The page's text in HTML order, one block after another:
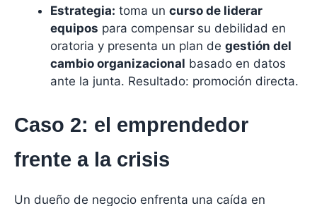
Estrategia: toma un curso de liderar
equipos para compensar su debilidad en
oratoria y presenta un plan de gestión del
cambio organizacional basado en datos
ante la junta. Resultado: promoción directa.
Caso 2: el emprendedor
frente a la crisis
Un dueño de negocio enfrenta una caída en